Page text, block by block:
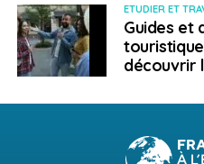
ETUDIER ET
Guides et
découvrir